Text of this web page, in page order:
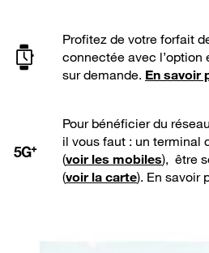
Profitez de votre forfait
connectée avec l’option
sur demande. En savoir
Pour bénéficier du
il vous faut : un terminal
(voir les mobiles), être
(voir la carte). En savoir